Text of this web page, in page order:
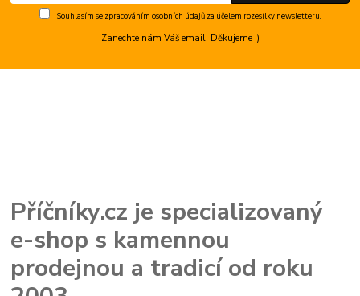
Souhlasím se zpracováním osobních údajůza účelem rozesílky newsletteru.
Zanechte nám Váš email. Děkujeme :)
Příčníky.cz je specializovaný
e-shop s kamennou
prodejnou a tradicí od roku